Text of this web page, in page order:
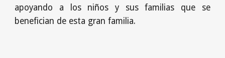
apoyando a los niños y sus familias que se
benefician de esta gran familia.